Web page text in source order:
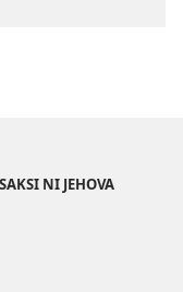
NI JEHOVA